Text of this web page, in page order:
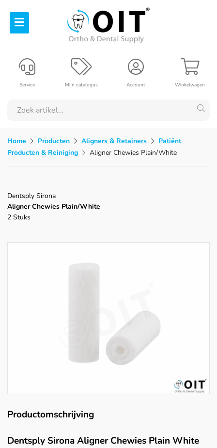
Winkelwagen
Account
Mijn catalogus
Service
Home Producten Aligners & Retainers
Patiënt
Producten & Reiniging
Aligner Chewies Plain/White
Dentsply Sirona
Aligner Chewies Plain/White
2 Stuks
Productomschrijving
Dentsply Sirona Aligner Chewies Plain White